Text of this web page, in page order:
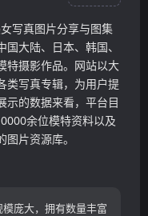
写真图片分享与图集
大陆、日本、韩国、
特摄影作品。网站以大
类写真专辑，为用户提
示的数据来看，平台目
余位模特资料以及
片资源库。
庞大，拥有数量丰富